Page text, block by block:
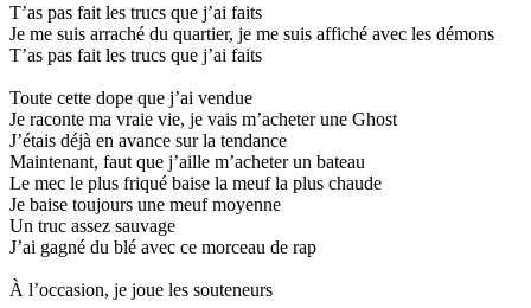
T’as pas fait les trucs que j’ai faits
Je me suis arraché du quartier, je me suis affiché avec les démons
T’as pas fait les trucs que j’ai faits
Toute cette dope que j’ai vendue
Je raconte ma vraie vie, je vais m’acheter une Ghost
J’étais déjà en avance sur la tendance
Maintenant, faut que j’aille m’acheter un bateau
Le mec le plus friqué baise la meuf la plus chaude
Je baise toujours une meuf moyenne
Un truc assez sauvage
J’ai gagné du blé avec ce morceau de rap
À l’occasion, je joue les souteneurs